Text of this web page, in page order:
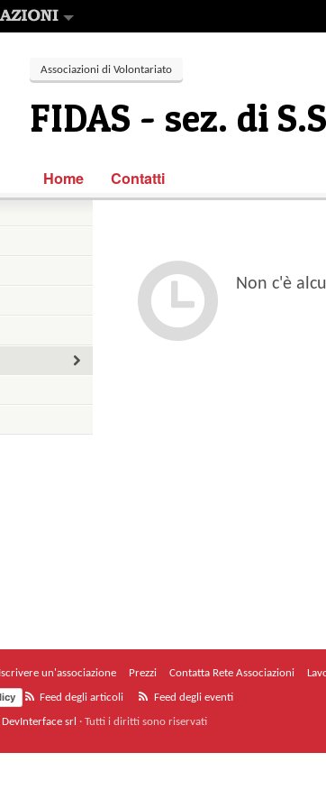
Associazioni di Volontariato
FIDAS - sez. di
Home Contatti
Non c'è
Iscrivere un'associazione Prezzi Contatta Rete Associazioni
Feed degli articoli Feed degli eventi
DevInterface srl · Tutti i diritti sono riservati